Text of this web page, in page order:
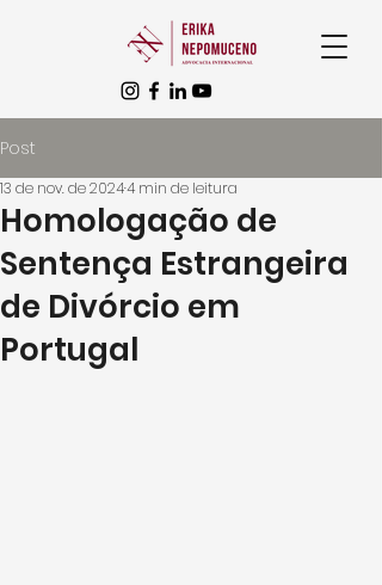
Post
Homologação de
Sentença Estrangeira
de Divórcio em
Portugal
13 de nov. de 20244 min de leitura